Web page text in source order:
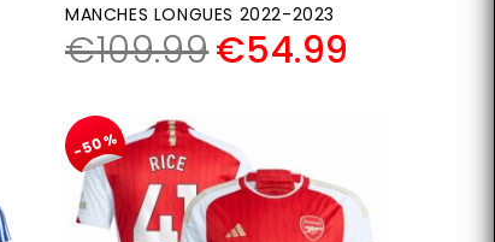
MANCHES LONGUES 2022-2023
€109.99€54.99
-50%